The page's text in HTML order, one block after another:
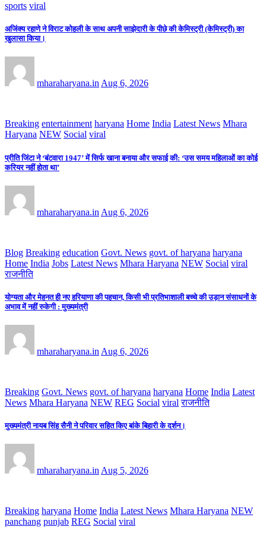
sports viral
अजिंक्य रहाणे ने विराट कोहली के साथ अपनी साझेदारी के पीछे की केमिस्ट्री (केमिस्ट्री) का
खुलासा किया।
mharaharyana.in Aug 6, 2026
Breaking entertainment haryana Home India Latest News Mhara
Haryana NEW Social viral
प्रीति जिंटा ने ‘बंटवारा 1947’ में सिर्फ खाना बनाया और सफाई की: ‘उस समय महिलाओं का कोई
करियर नहीं होता था’
mharaharyana.in Aug 6, 2026
Blog Breaking education Govt. News govt. of haryana haryana
Home India Jobs Latest News Mhara Haryana NEW Social viral
राजनीति
योग्यता और मेहनत ही नए हरियाणा की पहचान, किसी भी प्रतिभाशाली बच्चे की उड़ान संसाधनों के
अभाव में नहीं रुकेगी : मुख्यमंत्री
mharaharyana.in Aug 6, 2026
Breaking Govt. News govt. of haryana haryana Home India Latest
News Mhara Haryana NEW REG Social viral राजनीति
मुख्यमंत्री नायब सिंह सैनी ने परिवार सहित किए बांके बिहारी के दर्शन।
mharaharyana.in Aug 5, 2026
Breaking haryana Home India Latest News Mhara Haryana NEW
panchang punjab REG Social viral